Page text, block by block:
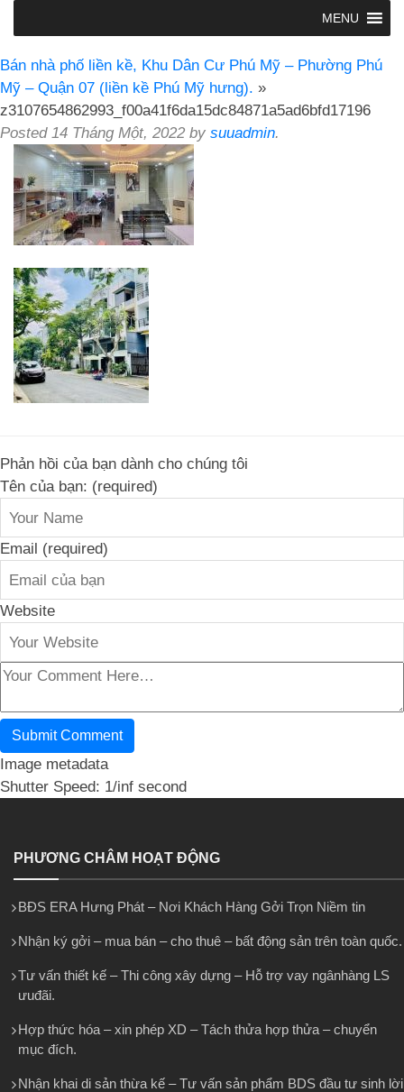
MENU
Bán nhà phố liền kề, Khu Dân Cư Phú Mỹ – Phường Phú
Mỹ – Quận 07 (liền kề Phú Mỹ hưng). »
z3107654862993_f00a41f6da15dc84871a5ad6bfd17196
Posted 14 Tháng Một, 2022 by suuadmin.
Phản hồi của bạn dành cho chúng tôi
Tên của bạn: (required)
Email (required)
Website
Image metadata
Shutter Speed: 1/inf second
PHƯƠNG CHÂM HOẠT ĐỘNG
BĐS ERA Hưng Phát – Nơi Khách Hàng Gởi Trọn Niềm tin
Nhận ký gởi – mua bán – cho thuê – bất động sản trên toàn quốc.
Tư vấn thiết kế – Thi công xây dựng – Hỗ trợ vay ngânhàng LS
ưuđãi.
Hợp thức hóa – xin phép XD – Tách thửa hợp thửa – chuyển
mục đích.
Nhận khai di sản thừa kế – Tư vấn sản phẩm BDS đầu tư sinh lời